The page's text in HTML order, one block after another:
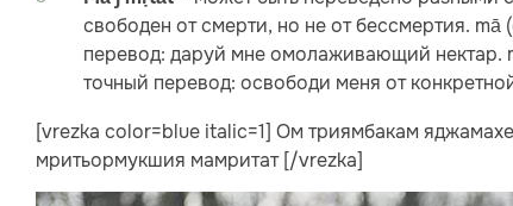
свободен от смерти, но не от бессмертия.
перевод: даруй мне омолаживающий нектар.
точный перевод: освободи меня от
[vrezka color=blue italic=1] Ом триямбакам
мритьормукшия мамритат [/vrezka]